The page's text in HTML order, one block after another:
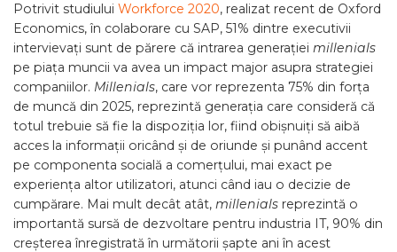
Potrivit studiului Workforce 2020, realizat recent de Oxford
Economics, în colaborare cu SAP, 51% dintre executivii
intervievați sunt de părere că intrarea generației millenials
pe piața muncii va avea un impact major asupra strategiei
companiilor. Millenials, care vor reprezenta 75% din forța
de muncă din 2025, reprezintă generația care consideră că
totul trebuie să fie la dispoziția lor, fiind obișnuiți să aibă
acces la informații oricând și de oriunde și punând accent
pe componenta socială a comerțului, mai exact pe
experiența altor utilizatori, atunci când iau o decizie de
cumpărare. Mai mult decât atât, millenials reprezintă o
importantă sursă de dezvoltare pentru industria IT, 90% din
creșterea înregistrată în următorii șapte ani în acest